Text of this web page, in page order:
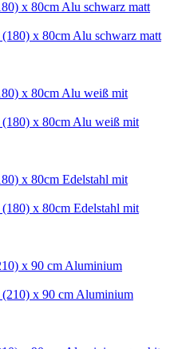
x 80cm Alu schwarz matt
(180) x 80cm Alu weiß mit
x 80cm Edelstahl mit
(210) x 90 cm Aluminium